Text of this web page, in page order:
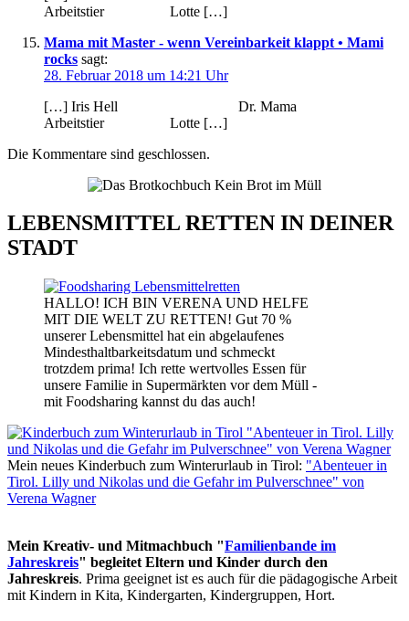
Arbeitstier Lotte […]
Mama mit Master - wenn Vereinbarkeit klappt • Mami
rocks sagt:
28. Februar 2018 um 14:21 Uhr
[…] Iris Hell Dr. Mama
Arbeitstier Lotte […]
Die Kommentare sind geschlossen.
LEBENSMITTEL RETTEN IN DEINER
STADT
HALLO! ICH BIN VERENA UND HELFE
MIT DIE WELT ZU RETTEN! Gut 70 %
unserer Lebensmittel hat ein abgelaufenes
Mindesthaltbarkeitsdatum und schmeckt
trotzdem prima! Ich rette wertvolles Essen für
unsere Familie in Supermärkten vor dem Müll -
mit Foodsharing kannst du das auch!
Mein neues Kinderbuch zum Winterurlaub in Tirol: "Abenteuer in
Tirol. Lilly und Nikolas und die Gefahr im Pulverschnee" von
Verena Wagner
Mein Kreativ- und Mitmachbuch "Familienbande im
Jahreskreis" begleitet Eltern und Kinder durch den
Jahreskreis. Prima geeignet ist es auch für die pädagogische Arbeit
mit Kindern in Kita, Kindergarten, Kindergruppen, Hort.